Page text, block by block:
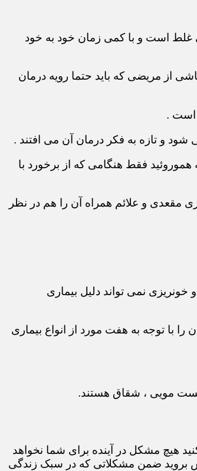
غلط است و با کمی زمان خود به خود
از مریضی که باید حتما رویه درمان
است .
شود و تازه به فکر درمان آن می افتند .
هموروئید فقط هنگامی که از برخورد با
مقعدی و علائم همراه آن را هم در نظر
نمی تواند دلیل بیماری
را با توجه به هفت مورد از انواع بیماری
کیست مویی ، شقاق هستند.
هیچ مشکل در آینده برای شما نخواهد
بروید ضمن مشکلاتی که در سبک زندگی